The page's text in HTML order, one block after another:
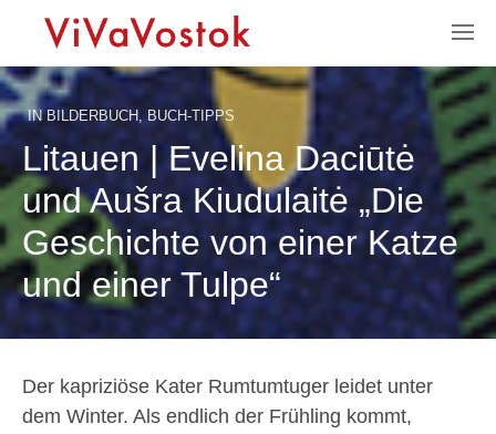
INBILDERBUCH ,BUCH-TIPPS
Litauen | Evelina Daciūtė
und Aušra Kiudulaitė „Die
Geschichte von einer Katze
und einer Tulpe“
Der kapriziöse Kater Rumtumtuger leidet unter
dem Winter. Als endlich der Frühling kommt,